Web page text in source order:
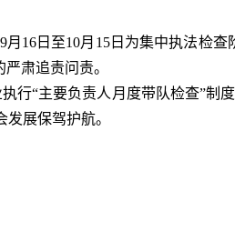
16日至10月15日为集中执法检查
肃追责问责。
行“主要负责人月度带队检查”制度
展保驾护航。